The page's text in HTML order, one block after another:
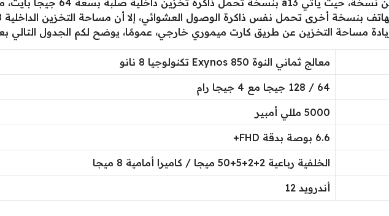
زيادة مساحة التخزين عن طريق كارت ميموري خارجي، عمومًا، يوضح لكم الجدول التالي
معالج ثماني النوة Exynos 850 تكنولوجيا 8 نانو
64 / 128 جيجا مع 4 جيجا رام
5000 مللي أمبير
6.6 بوصة بدقة FHD+
الخلفية رباعية 2+2+5+50 ميجا / كاميرا أمامية 8 ميجا
أندرويد 12